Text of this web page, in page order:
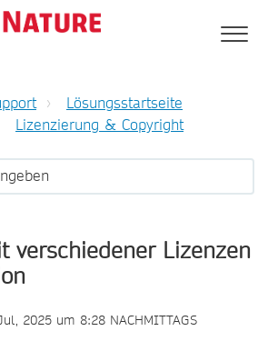
Lösungsstartseite
Lizenzierung & Copyright
verschiedener Lizenzen
2025 um 8:28 NACHMITTAGS